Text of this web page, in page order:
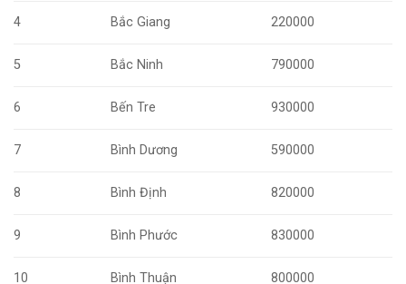
4 Bắc Giang 220000
5 Bắc Ninh 790000
6 Bến Tre 930000
7 Bình Dương 590000
8 Bình Định 820000
9 Bình Phước 830000
10 Bình Thuận 800000